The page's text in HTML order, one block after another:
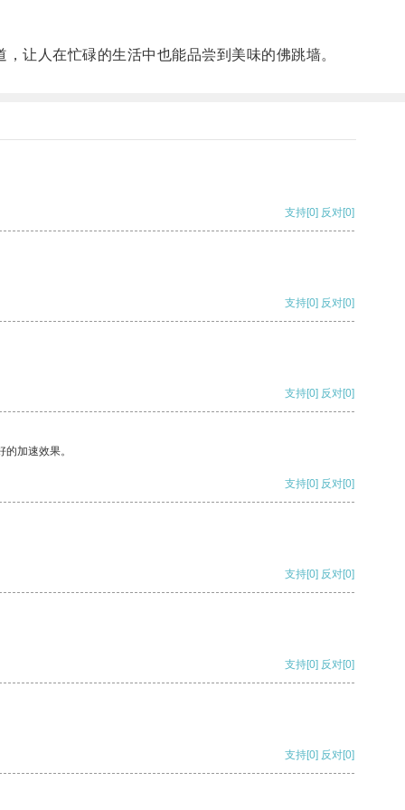
让人在忙碌的生活中也能品尝到美味的佛跳墙。
支持[0] 反对[0]
支持[0] 反对[0]
支持[0] 反对[0]
加速效果。
支持[0] 反对[0]
支持[0] 反对[0]
支持[0] 反对[0]
支持[0] 反对[0]